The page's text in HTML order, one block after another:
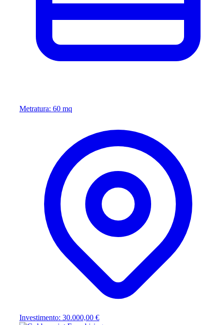
Metratura: 60 mq
Investimento: 30.000,00 €